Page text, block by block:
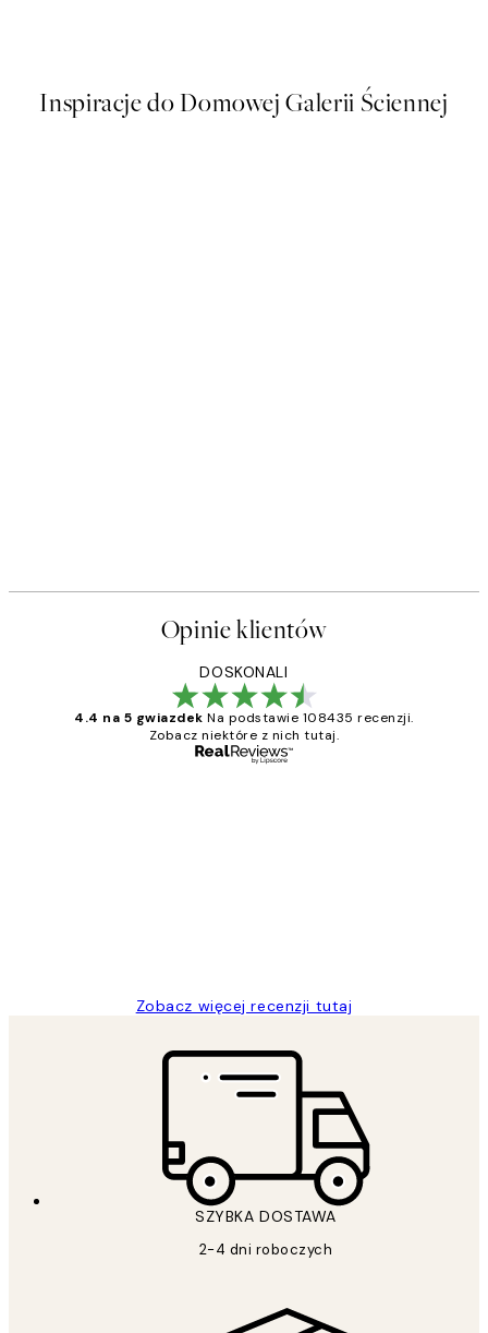
Inspiracje do Domowej Galerii Ściennej
Opinie klientów
DOSKONALI
4.4 na 5 gwiazdek Na podstawie 108435 recenzji.
Zobacz niektóre z nich tutaj.
Zobacz więcej recenzji tutaj
SZYBKA DOSTAWA
2-4 dni roboczych